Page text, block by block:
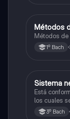
Química
Métodos
Métodos
1º Bach
Química
Sistema
Está
los cuales
nervioso y
3º Bach